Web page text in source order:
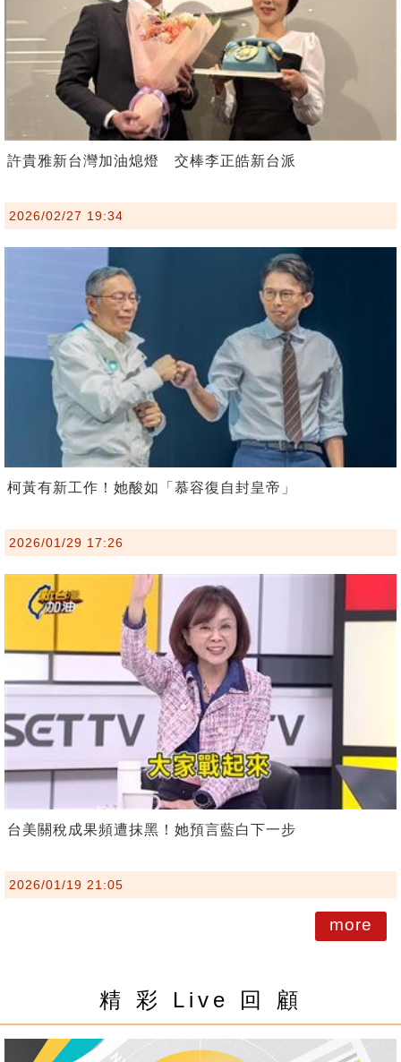
許貴雅新台灣加油熄燈 交棒李正皓新台派
2026/02/27 19:34
柯黃有新工作！她酸如「慕容復自封皇帝」
2026/01/29 17:26
台美關稅成果頻遭抹黑！她預言藍白下一步
2026/01/19 21:05
more
精 彩 Live 回 顧